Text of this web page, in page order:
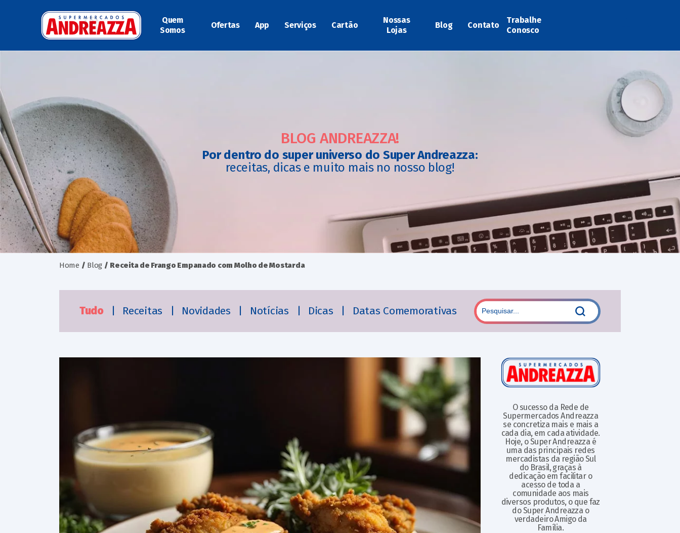
Quem
Somos
Ofertas App Serviços Cartão
Nossas
Lojas
Blog Contato
Trabalhe
Conosco
BLOG ANDREAZZA!
Por dentro do super universo do Super Andreazza:
receitas, dicas e muito mais no nosso blog!
Home / Blog / Receita de Frango Empanado com Molho de Mostarda
Tudo | Receitas | Novidades | Notícias | Dicas | Datas Comemorativas
O sucesso da Rede de
Supermercados Andreazza
se concretiza mais e mais a
cada dia, em cada atividade.
Hoje, o Super Andreazza é
uma das principais redes
mercadistas da região Sul
do Brasil, graças à
dedicação em facilitar o
acesso de toda a
comunidade aos mais
diversos produtos, o que faz
do Super Andreazza o
verdadeiro Amigo da
Família.